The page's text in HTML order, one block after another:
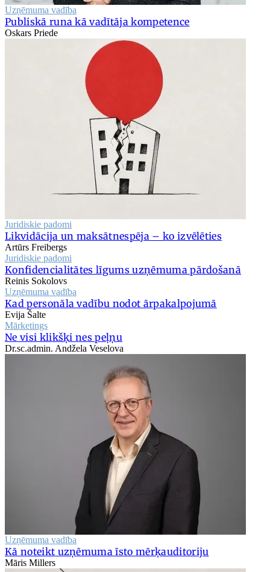
Uzņēmuma vadība
Publiskā runa kā vadītāja kompetence
Oskars Priede
Juridiskie padomi
Likvidācija un maksātnespēja – ko izvēlēties
Artūrs Freibergs
Juridiskie padomi
Konfidencialitātes līgums uzņēmuma pārdošanā
Reinis Sokolovs
Uzņēmuma vadība
Kad personāla vadību nodot ārpakalpojumā
Evija Šalte
Mārketings
Ne visi klikšķi nes peļņu
Dr.sc.admin. Andžela Veselova
Uzņēmuma vadība
Kā noteikt uzņēmuma īsto mērķauditoriju
Māris Millers